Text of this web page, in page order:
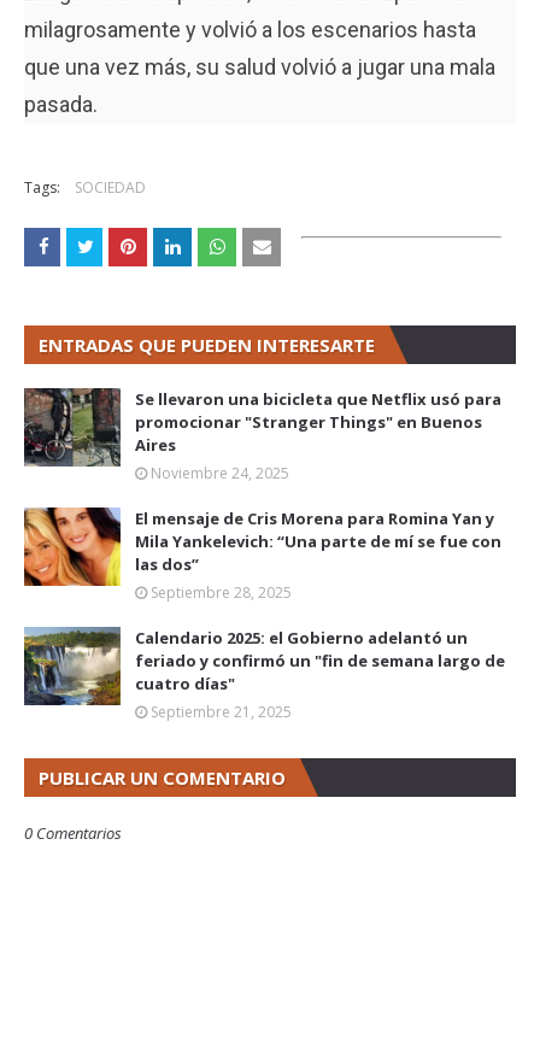
milagrosamente y volvió a los escenarios hasta
que una vez más, su salud volvió a jugar una mala
pasada.
Tags: SOCIEDAD
ENTRADAS QUE PUEDEN INTERESARTE
Se llevaron una bicicleta que Netflix usó para
promocionar "Stranger Things" en Buenos
Aires
Noviembre 24, 2025
El mensaje de Cris Morena para Romina Yan y
Mila Yankelevich: “Una parte de mí se fue con
las dos”
Septiembre 28, 2025
Calendario 2025: el Gobierno adelantó un
feriado y confirmó un "fin de semana largo de
cuatro días"
Septiembre 21, 2025
PUBLICAR UN COMENTARIO
0 Comentarios